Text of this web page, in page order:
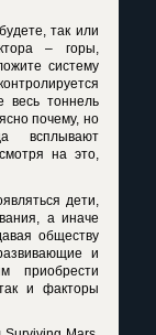
так или
– горы,
систему
весь тоннель
почему, но
всплывают
на это,
дети,
а иначе
обществу
и
приобрести
и факторы